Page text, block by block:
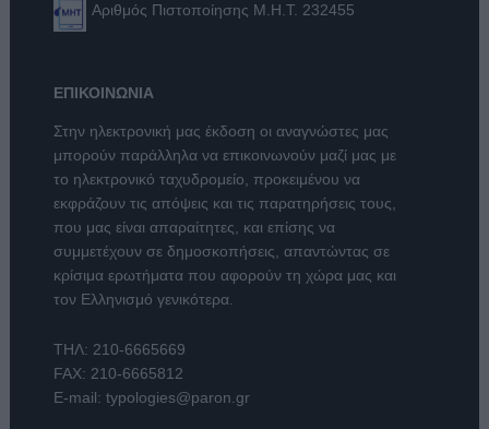
Αριθμός Πιστοποίησης Μ.Η.Τ. 232455
ΕΠΙΚΟΙΝΩΝΙΑ
Στην ηλεκτρονική μας έκδοση οι αναγνώστες μας
μπορούν παράλληλα να επικοινωνούν μαζί μας με
το ηλεκτρονικό ταχυδρομείο, προκειμένου να
εκφράζουν τις απόψεις και τις παρατηρήσεις τους,
που μας είναι απαραίτητες, και επίσης να
συμμετέχουν σε δημοσκοπήσεις, απαντώντας σε
κρίσιμα ερωτήματα που αφορούν τη χώρα μας και
τον Ελληνισμό γενικότερα.
ΤΗΛ: 210-6665669
FAX: 210-6665812
E-mail: typologies@paron.gr